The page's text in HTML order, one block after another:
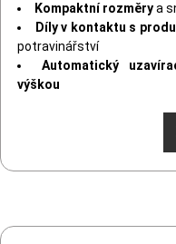
Kompaktní rozměrya
Díly v kontaktu s
potravinářství
Automatický
výškou